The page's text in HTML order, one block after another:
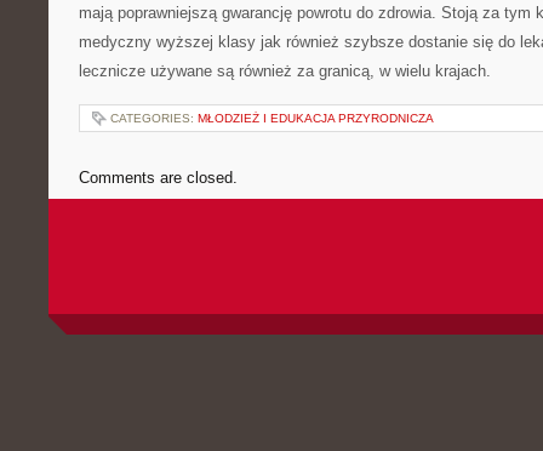
mają poprawniejszą gwarancję powrotu do zdrowia. Stoją za tym
medyczny wyższej klasy jak również szybsze dostanie się do
lecznicze używane są również za granicą, w wielu krajach.
CATEGORIES: MŁODZIEŻ I EDUKACJA PRZYRODNICZA
Comments are closed.